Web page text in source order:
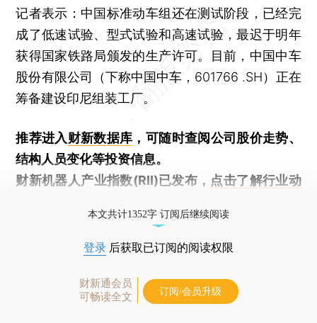
记者表示：中国标准动车组还在测试阶段，已经完
成了低速试验、型式试验和高速试验，最迟于明年
获得国家铁路局颁发的生产许可。目前，中国中车
股份有限公司（下称中国中车，601766 .SH）正在
筹备建设印尼组装工厂。
推荐进入财新数据库 ，可随时查阅公司股价走势、
结构人员变化等投资信息。
财新机器人产业指数(RII)已发布， 点击了解行业动
本文共计1352字 订阅后继续阅读
登录 后获取已订阅的阅读权限
财新通会员
可畅读全文
订阅/会员升级